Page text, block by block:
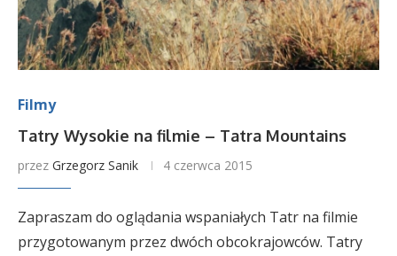
Filmy
Tatry Wysokie na filmie – Tatra Mountains
przez Grzegorz Sanik 4 czerwca 2015
Zapraszam do oglądania wspaniałych Tatr na filmie
przygotowanym przez dwóch obcokrajowców. Tatry